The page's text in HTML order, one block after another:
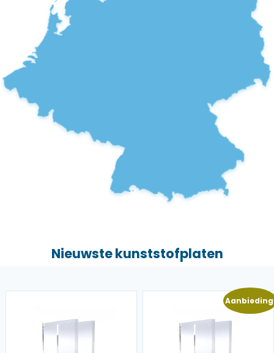
Nieuwste kunststofplaten